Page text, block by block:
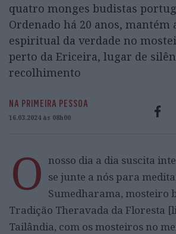
quatro monges budistas
Ordenado há 20 anos, mantém
espiritual da verdade no
perto da Ericeira, lugar de
recolhimento
NA PRIMEIRA PESSOA
16.03.2024 às 08h00
O nosso dia a dia suscita
se junte a nós para
Sumedharama, mosteiro
Tradição Theravada da Floresta
Tailândia, com os mosteiros no